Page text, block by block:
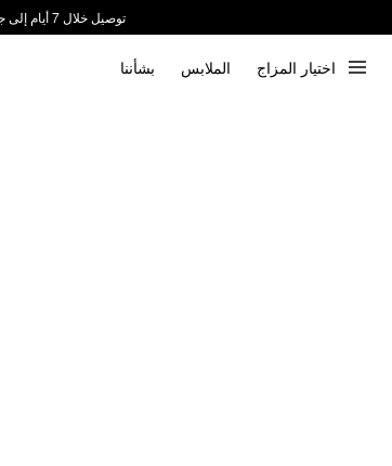
توصيل خلال 7 أيام إلى جميع دول الخليج
اختيار المزاج الملابس بشأننا